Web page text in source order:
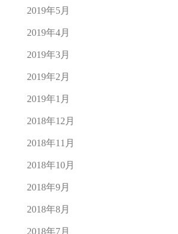
2019年5月
2019年4月
2019年3月
2019年2月
2019年1月
2018年12月
2018年11月
2018年10月
2018年9月
2018年8月
2018年7月